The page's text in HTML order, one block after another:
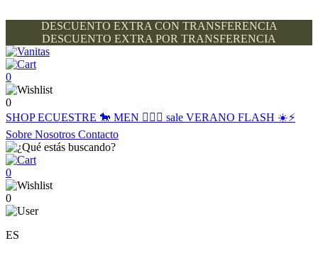
DESCUENTO EXTRA CON TRANSFERENCIA
DESCUENTO EXTRA POR TRANSFERENCIA
0
0
SHOPECUESTRE 🐎 MEN 🙋🏽‍♂️ sale VERANO FLASH ☀️⚡️
Sobre Nosotros Contacto
0
0
ES